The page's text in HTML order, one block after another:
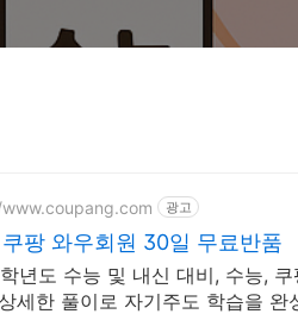
광고
팡 와우회원 30일 무료반품
년도 수능 및 내신 대비, 수능,
세한 풀이로 자기주도 학습을 완